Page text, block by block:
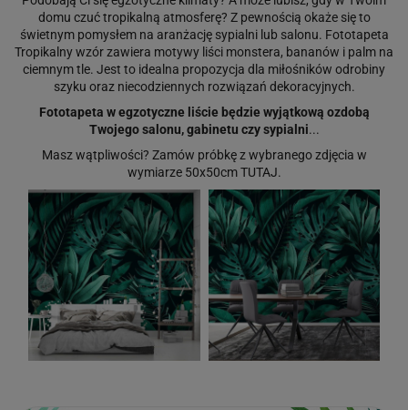
domu czuć tropikalną atmosferę? Z pewnością okaże się to
świetnym pomysłem na aranżację sypialni lub salonu. Fototapeta
Tropikalny wzór zawiera motywy liści monstera, bananów i palm na
ciemnym tle. Jest to idealna propozycja dla miłośników odrobiny
szyku oraz niecodziennych rozwiązań dekoracyjnych.
Fototapeta w egzotyczne liście będzie wyjątkową ozdobą
Twojego salonu, gabinetu czy sypialni...
Masz wątpliwości? Zamów próbkę z wybranego zdjęcia w
wymiarze 50x50cmTUTAJ.